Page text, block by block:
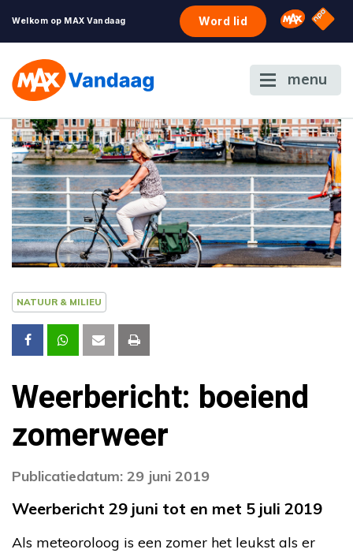
Welkom op MAX Vandaag Word lid Omroep
NPO
menu
NATUUR & MILIEU
Weerbericht: boeiend
zomerweer
Publicatiedatum: 29 juni 2019
Weerbericht 29 juni tot en met 5 juli 2019
Als meteoroloog is een zomer het leukst als er